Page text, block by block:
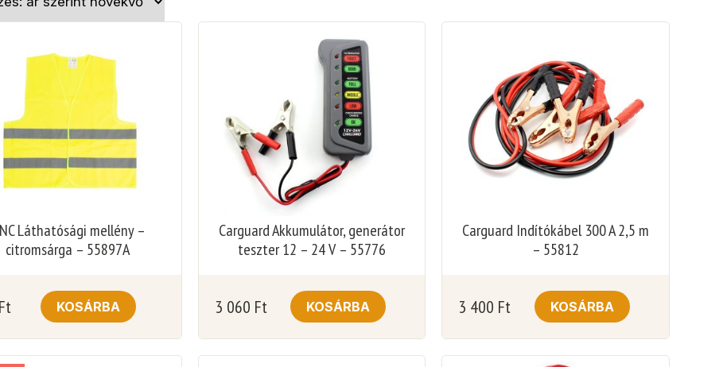
Láthatósági mellény –
citromsárga – 55897A
Ft KOSÁRBA
Carguard Akkumulátor, generátor
teszter 12 – 24 V – 55776
3 060 Ft KOSÁRBA
Carguard Indítókábel 300 A 2,5 m
– 55812
3 400 Ft KOSÁRBA